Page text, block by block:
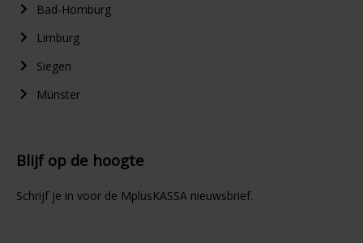
Bad-Homburg
Limburg
Siegen
Münster
Blijf op de hoogte
Schrijf je in voor de MplusKASSA nieuwsbrief.